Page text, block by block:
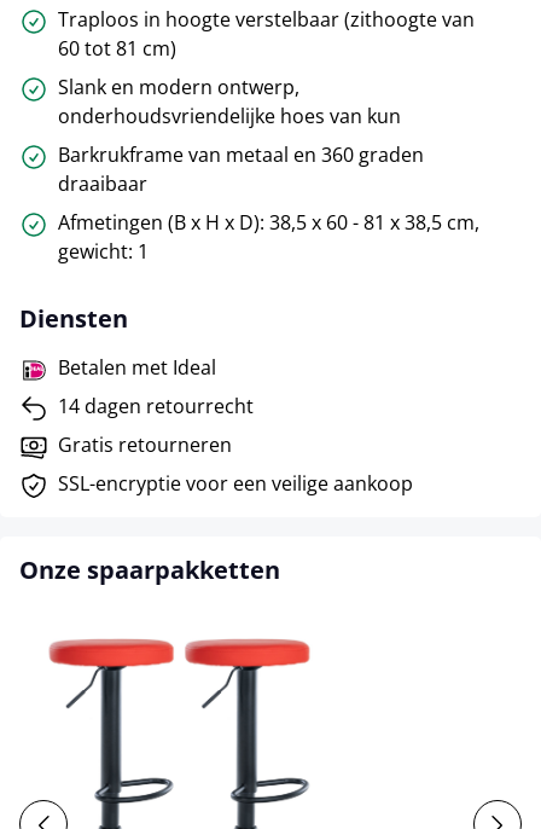
Traploos in hoogte verstelbaar (zithoogte van
60 tot 81 cm)
Slank en modern ontwerp,
onderhoudsvriendelijke hoes van kun
Barkrukframe van metaal en 360 graden
draaibaar
Afmetingen (B x H x D): 38,5 x 60 - 81 x 38,5 cm,
gewicht: 1
Diensten
Betalen met Ideal
14 dagen retourrecht
Gratis retourneren
SSL-encryptie voor een veilige aankoop
Onze spaarpakketten